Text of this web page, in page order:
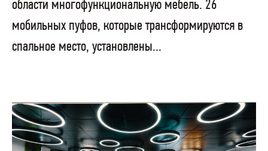
области многофункциональную мебель. 26
мобильных пуфов, которые трансформируются в
спальное место, установлены...